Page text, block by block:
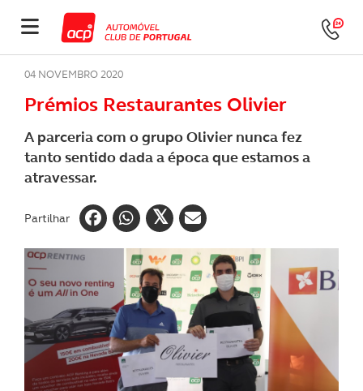
04 NOVEMBRO 2020
Prémios Restaurantes Olivier
A parceria com o grupo Olivier nunca fez
tanto sentido dada a época que estamos a
atravessar.
Partilhar